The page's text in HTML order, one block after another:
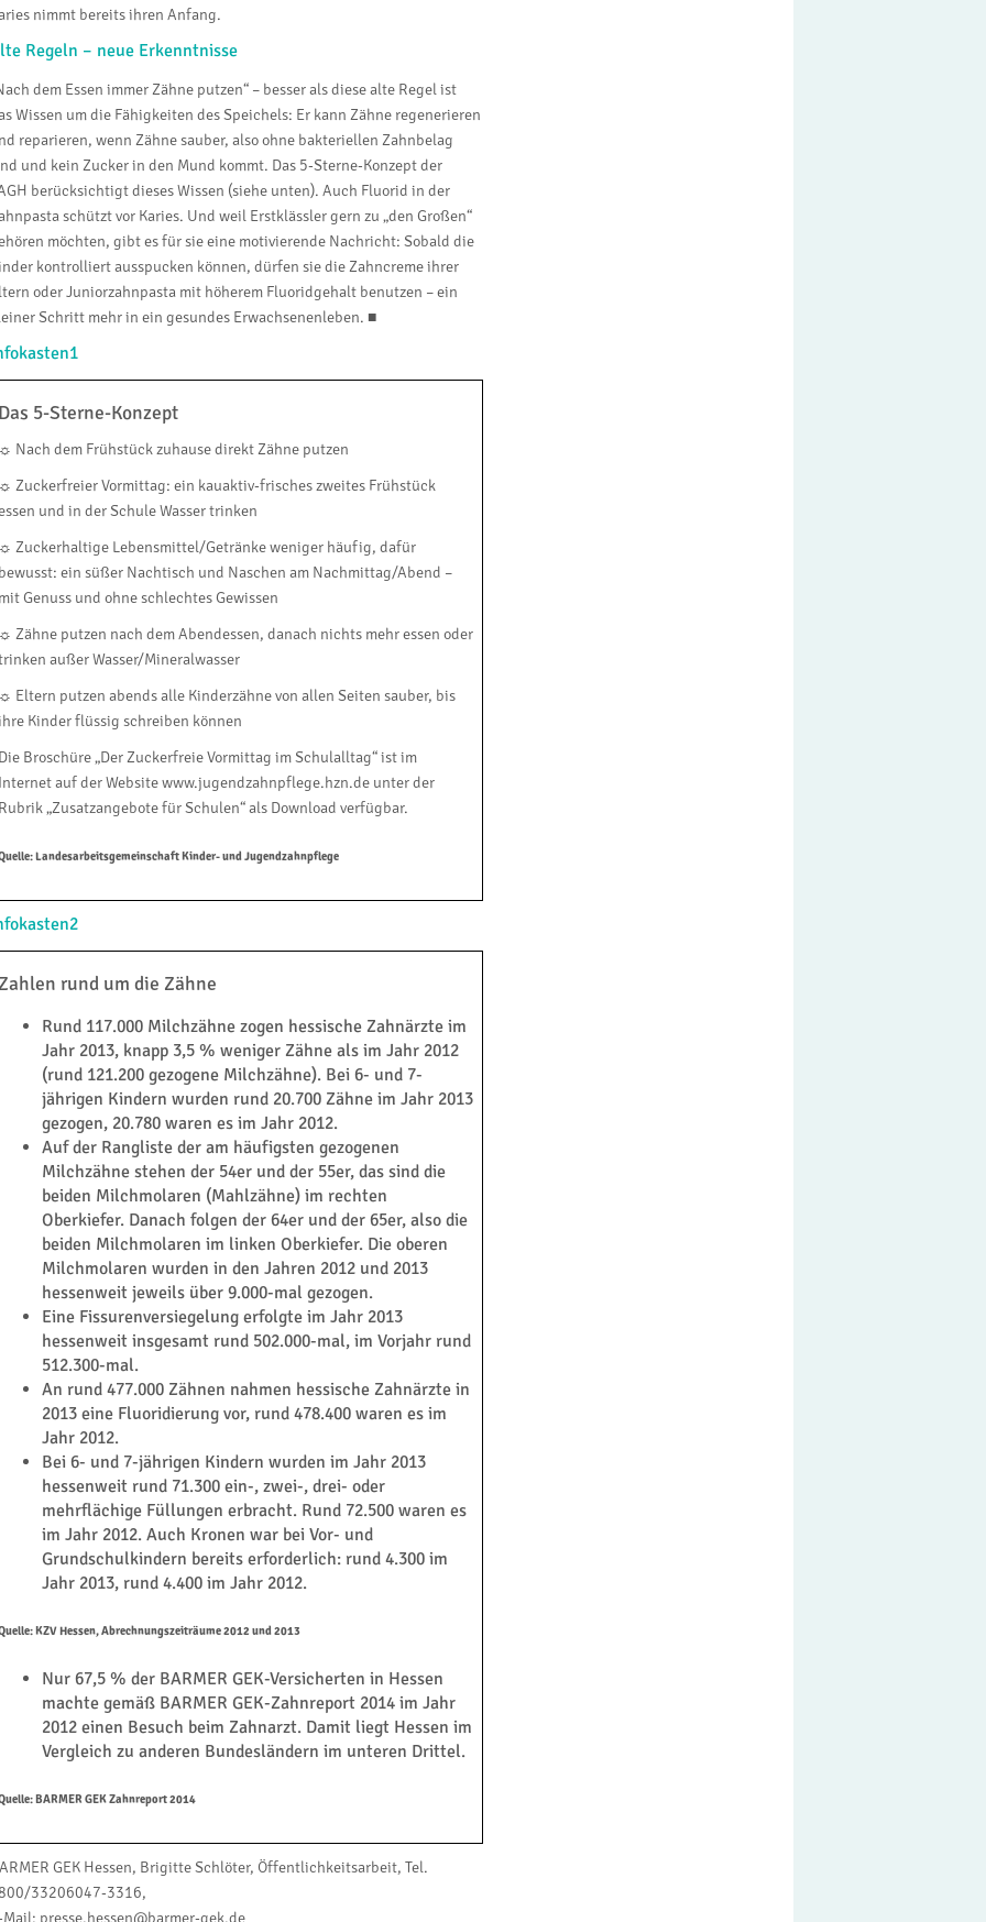
nimmt bereits ihren Anfang.
Regeln – neue Erkenntnisse
dem Essen immer Zähne putzen“ – besser als diese alte Regel ist
Wissen um die Fähigkeiten des Speichels: Er kann Zähne regenerieren
reparieren, wenn Zähne sauber, also ohne bakteriellen Zahnbelag
und kein Zucker in den Mund kommt. Das 5-Sterne-Konzept der
berücksichtigt dieses Wissen (siehe unten). Auch Fluorid in der
schützt vor Karies. Und weil Erstklässler gern zu „den Großen“
möchten, gibt es für sie eine motivierende Nachricht: Sobald die
kontrolliert ausspucken können, dürfen sie die Zahncreme ihrer
oder Juniorzahnpasta mit höherem Fluoridgehalt benutzen – ein
Schritt mehr in ein gesundes Erwachsenenleben. ■
5-Sterne-Konzept
Nach dem Frühstück zuhause direkt Zähne putzen
Zuckerfreier Vormittag: ein kauaktiv-frisches zweites Frühstück
und in der Schule Wasser trinken
Zuckerhaltige Lebensmittel/Getränke weniger häufig, dafür
ein süßer Nachtisch und Naschen am Nachmittag/Abend –
Genuss und ohne schlechtes Gewissen
Zähne putzen nach dem Abendessen, danach nichts mehr essen oder
außer Wasser/Mineralwasser
Eltern putzen abends alle Kinderzähne von allen Seiten sauber, bis
Kinder flüssig schreiben können
Broschüre „Der Zuckerfreie Vormittag im Schulalltag“ ist im
auf der Website www.jugendzahnpflege.hzn.de unter der
„Zusatzangebote für Schulen“ als Download verfügbar.
Landesarbeitsgemeinschaft Kinder- und Jugendzahnpflege
rund um die Zähne
Rund 117.000 Milchzähne zogen hessische Zahnärzte im
Jahr 2013, knapp 3,5 % weniger Zähne als im Jahr 2012
(rund 121.200 gezogene Milchzähne). Bei 6- und 7-
jährigen Kindern wurden rund 20.700 Zähne im Jahr 2013
gezogen, 20.780 waren es im Jahr 2012.
Auf der Rangliste der am häufigsten gezogenen
Milchzähne stehen der 54er und der 55er, das sind die
beiden Milchmolaren (Mahlzähne) im rechten
Oberkiefer. Danach folgen der 64er und der 65er, also die
beiden Milchmolaren im linken Oberkiefer. Die oberen
Milchmolaren wurden in den Jahren 2012 und 2013
hessenweit jeweils über 9.000-mal gezogen.
Eine Fissurenversiegelung erfolgte im Jahr 2013
hessenweit insgesamt rund 502.000-mal, im Vorjahr rund
512.300-mal.
An rund 477.000 Zähnen nahmen hessische Zahnärzte in
2013 eine Fluoridierung vor, rund 478.400 waren es im
Jahr 2012.
Bei 6- und 7-jährigen Kindern wurden im Jahr 2013
hessenweit rund 71.300 ein-, zwei-, drei- oder
mehrflächige Füllungen erbracht. Rund 72.500 waren es
im Jahr 2012. Auch Kronen war bei Vor- und
Grundschulkindern bereits erforderlich: rund 4.300 im
Jahr 2013, rund 4.400 im Jahr 2012.
KZV Hessen, Abrechnungszeiträume 2012 und 2013
Nur 67,5 % der BARMER GEK-Versicherten in Hessen
machte gemäß BARMER GEK-Zahnreport 2014 im Jahr
2012 einen Besuch beim Zahnarzt. Damit liegt Hessen im
Vergleich zu anderen Bundesländern im unteren Drittel.
BARMER GEK Zahnreport 2014
GEK Hessen, Brigitte Schlöter, Öffentlichkeitsarbeit, Tel.
33206047-3316,
Mail: presse.hessen@barmer-gek.de